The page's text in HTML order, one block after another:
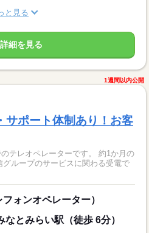
と見る
細を見る
1週間以内公開
サポート体制あり！お客
テレオペレーターです。 約1か月の
ループのサービスに関わる受電で
ォンオペレーター）
とみらい駅（徒歩 6分）